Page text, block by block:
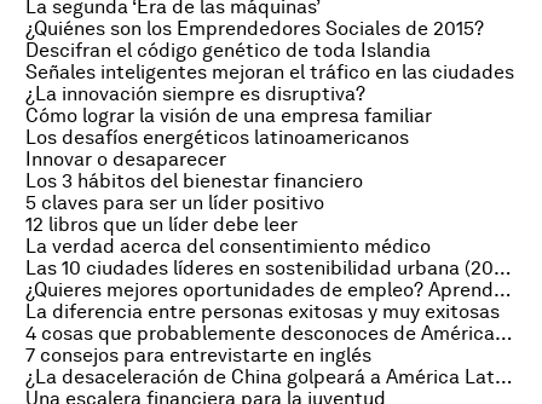
La segunda ‘Era de las máquinas’
¿Quiénes son los Emprendedores Sociales de 2015?
Descifran el código genético de toda Islandia
Señales inteligentes mejoran el tráfico en las ciudades
¿La innovación siempre es disruptiva?
Cómo lograr la visión de una empresa familiar
Los desafíos energéticos latinoamericanos
Innovar o desaparecer
Los 3 hábitos del bienestar financiero
5 claves para ser un líder positivo
12 libros que un líder debe leer
La verdad acerca del consentimiento médico
Las 10 ciudades líderes en sostenibilidad urbana (2014)
¿Quieres mejores oportunidades de empleo? Aprende un segundo idioma
La diferencia entre personas exitosas y muy exitosas
4 cosas que probablemente desconoces de América Latina
7 consejos para entrevistarte en inglés
¿La desaceleración de China golpeará a América Latina?
Una escalera financiera para la juventud